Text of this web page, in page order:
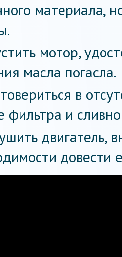
материала,
мотор,
масла погасла.
в
фильтра и
двигатель,
довести